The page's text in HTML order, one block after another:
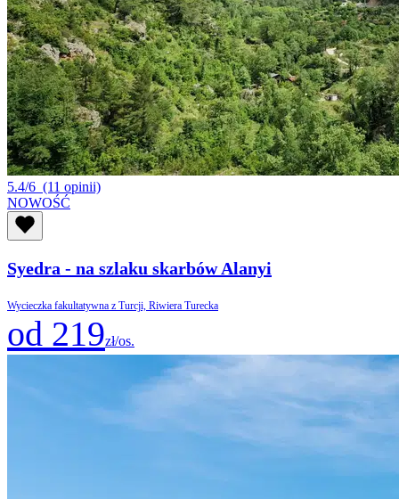
5.4/6 (11 opinii)
NOWOŚĆ
Syedra - na szlaku skarbów Alanyi
Wycieczka fakultatywna z Turcji, Riwiera Turecka
od 219zł/os.